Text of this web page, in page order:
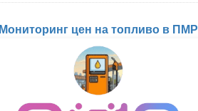
Мониторинг цен на топливо в ПМР